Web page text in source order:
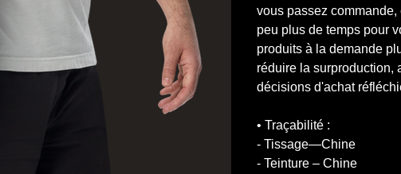
vous passez
peu plus de temps pour
produits à la demande
réduire la surproduction,
décisions d'achat
• Traçabilité :
- Tissage—Chine
- Teinture – Chine